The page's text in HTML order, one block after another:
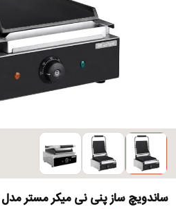
ساندویچ ساز پنی نی میکر مستر مدل MFY-8110B